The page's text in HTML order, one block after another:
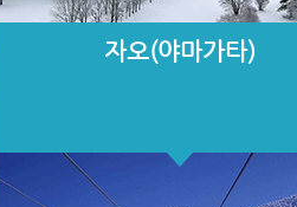
자오(야마가타)